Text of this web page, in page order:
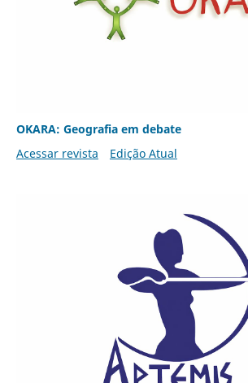
OKARA: Geografia em debate
Acessar revista
Edição Atual